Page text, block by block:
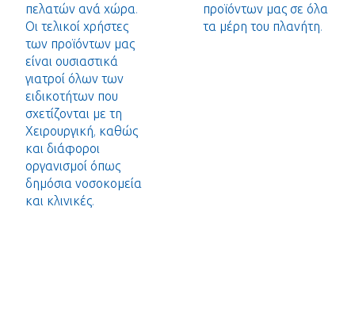
πελατών ανά χώρα.
Οι τελικοί χρήστες
των προϊόντων μας
είναι ουσιαστικά
γιατροί όλων των
ειδικοτήτων που
σχετίζονται με τη
Χειρουργική, καθώς
και διάφοροι
οργανισμοί όπως
δημόσια νοσοκομεία
και κλινικές.
προϊόντων μας σε όλα
τα μέρη του πλανήτη.